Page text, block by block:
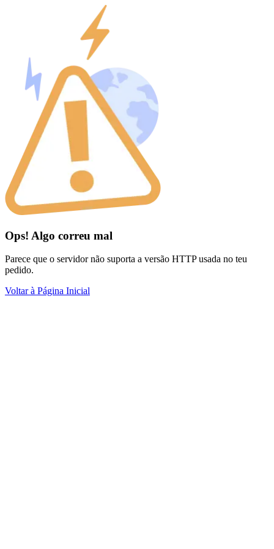
Ops! Algo correu mal
Parece que o servidor não suporta a versão HTTP usada no teu
pedido.
Voltar à Página Inicial